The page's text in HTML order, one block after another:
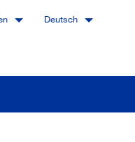
Deutsch